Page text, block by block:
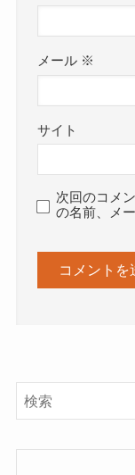
メール ※
サイト
次回のコメ
の名前、メ